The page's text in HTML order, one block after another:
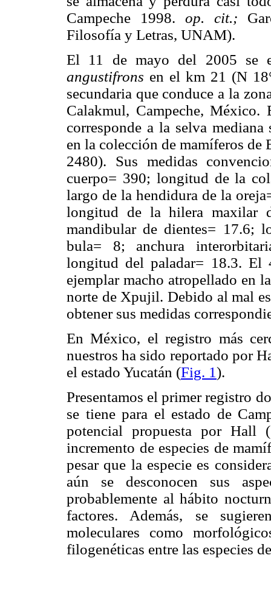
Campeche 1998.op. cit.;
Filosofía y Letras, UNAM).
El 11 de mayo del 2005 se
angustifrons en el km 21 (N
secundaria que conduce a la
Calakmul, Campeche,
corresponde a la selva
en la colección de mamíferos
2480). Sus medidas
cuerpo= 390; longitud de la
largo de la hendidura de la
longitud de la hilera maxilar
mandibular de dientes= 17.6;
bula= 8; anchura
longitud del paladar= 18.3. El
ejemplar macho atropellado en
norte de Xpujil. Debido al mal
obtener sus medidas
En México, el registro más
nuestros ha sido reportado por
el estado Yucatán (Fig. 1).
Presentamos el primer registro
se tiene para el estado de
potencial propuesta por Hall
incremento de especies de
pesar que la especie es
aún se desconocen sus
probablemente al hábito
factores. Además, se
moleculares como
filogenéticas entre las especies